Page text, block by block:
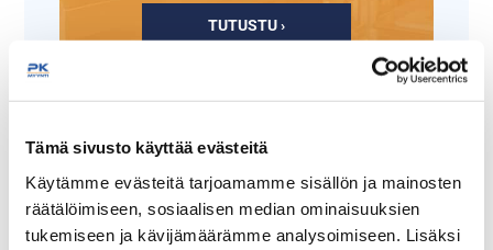
Tämä sivusto käyttää evästeitä
Käytämme evästeitä tarjoamamme sisällön ja mainosten
räätälöimiseen, sosiaalisen median ominaisuuksien
tukemiseen ja kävijämäärämme analysoimiseen. Lisäksi
TUTUSTU ›